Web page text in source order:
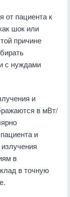
от пациента к
шок или
причине
с нуждами
и
в мВт/
и
в
в точную